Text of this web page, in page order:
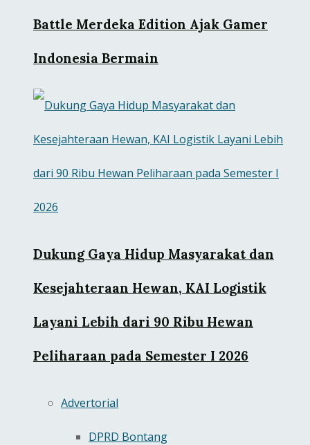
Battle Merdeka Edition Ajak Gamer
Indonesia Bermain
Dukung Gaya Hidup Masyarakat dan
Kesejahteraan Hewan, KAI Logistik
Layani Lebih dari 90 Ribu Hewan
Peliharaan pada Semester I 2026
Advertorial
DPRD Bontang